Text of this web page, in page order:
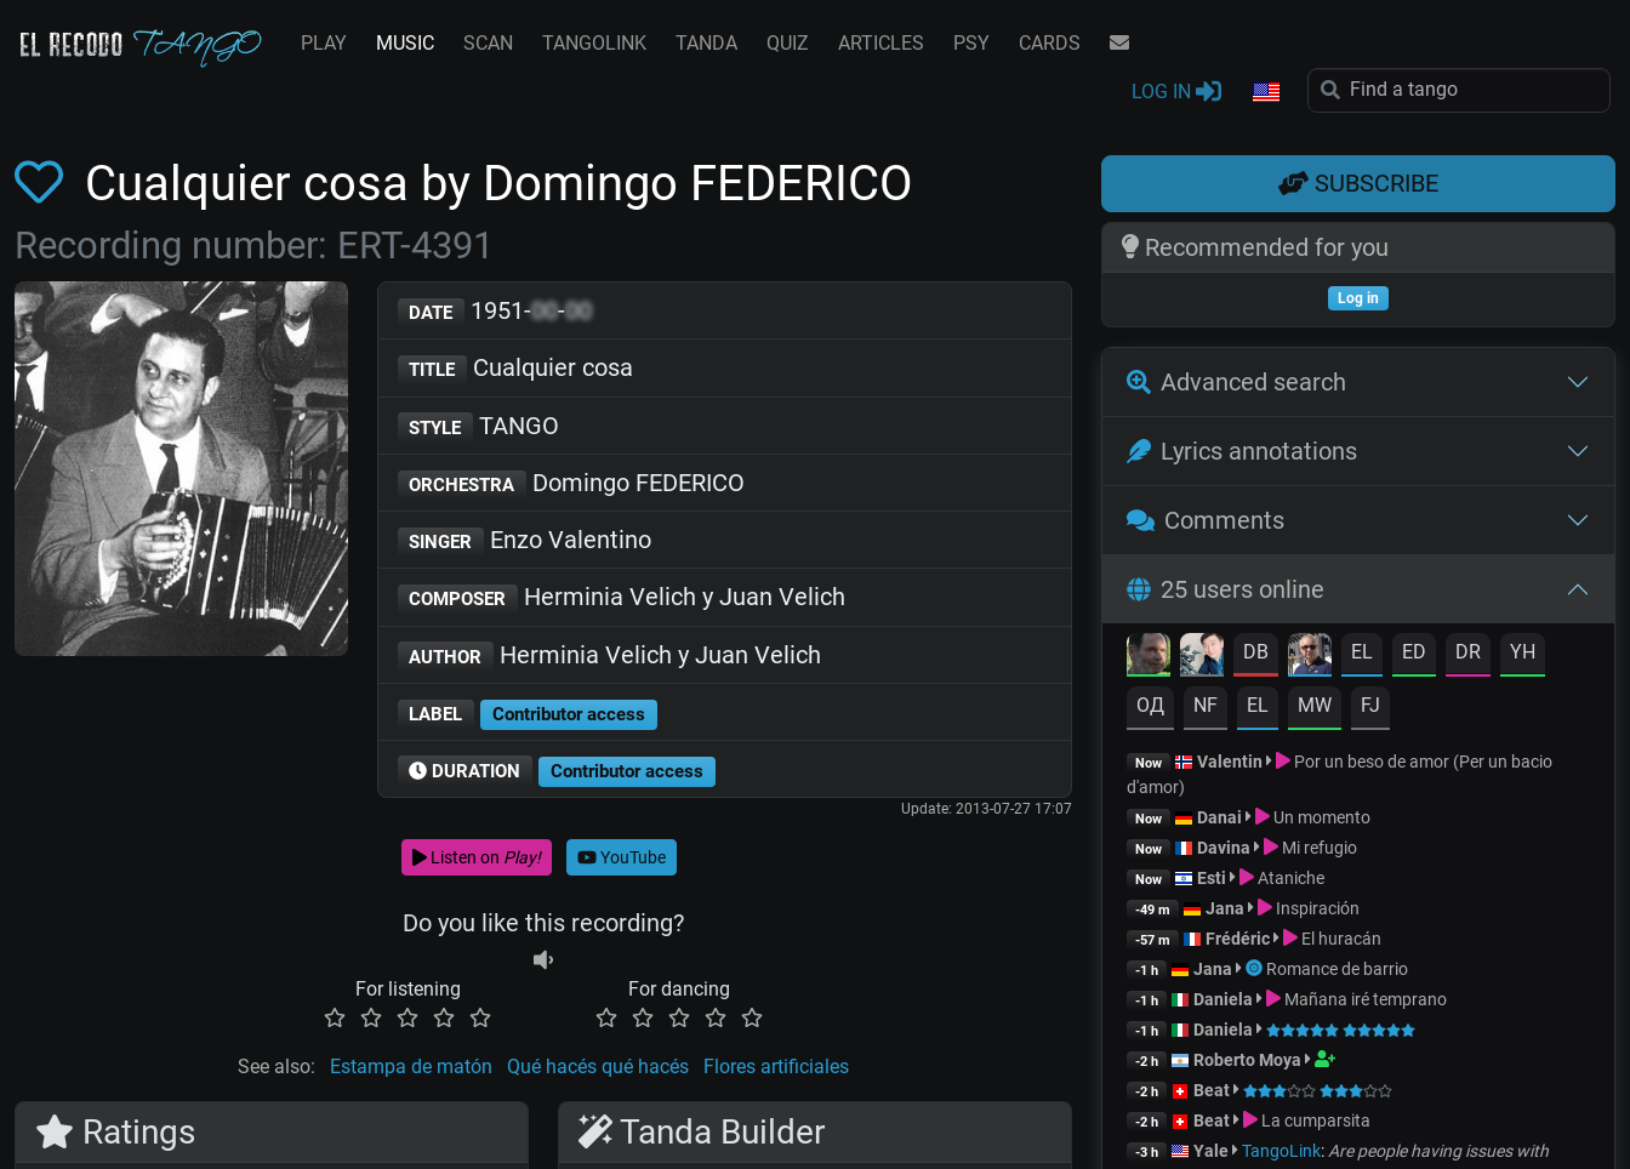
PLAY MUSIC SCAN TANGOLINK TANDA QUIZ ARTICLES PSY CARDS
LOG IN
Cualquier cosa by Domingo FEDERICO
Recording number: ERT-4391
DATE 1951-00-00
TITLE Cualquier cosa
STYLE TANGO
ORCHESTRA Domingo FEDERICO
SINGER Enzo Valentino
COMPOSER Herminia Velich y Juan Velich
AUTHOR Herminia Velich y Juan Velich
LABEL Contributor access
DURATION Contributor access
Update: 2013-07-27 17:07
Listen on Play! YouTube
Do you like this recording?
For listening For dancing
See also: Estampa de matón Qué hacés qué hacés Flores artificiales
Ratings Tanda Builder
SUBSCRIBE
Recommended for you
Log in
Advanced search
Lyrics annotations
Comments
25 users online
DB EL ED DR YH
OД NF EL MW FJ
Now Valentin
Por un beso de amor (Per un bacio
d'amor)
Now Danai Un momento
Now Davina Mi refugio
Now Esti Ataniche
-49 m Jana Inspiración
-57 m Frédéric El huracán
-1 h Jana Romance de barrio
-1 h Daniela Mañana iré temprano
-1 h Daniela
-2 h Roberto Moya
-2 h Beat
-2 h Beat La cumparsita
-3 h Yale TangoLink: Are people having issues with